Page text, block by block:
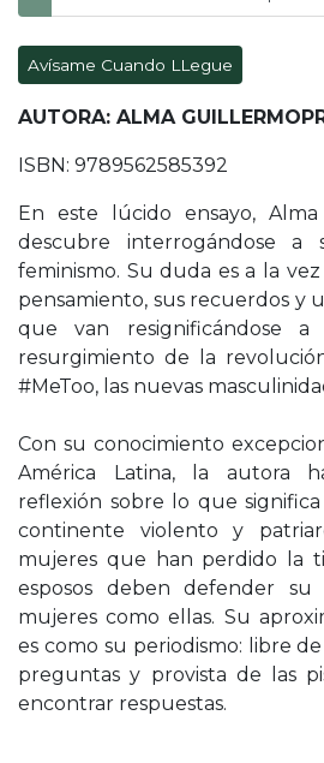
Avísame Cuando LLegue
AUTORA: ALMA
ISBN: 9789562585392
En este lúcido ensayo,
descubre interrogándose a
feminismo. Su duda es a la
pensamiento, sus recuerdos y
que van resignificándose
resurgimiento de la
#MeToo, las nuevas
Con su conocimiento
América Latina, la autora
reflexión sobre lo que
continente violento y
mujeres que han perdido la
esposos deben defender
mujeres como ellas. Su
es como su periodismo: libre
preguntas y provista de las
encontrar respuestas.